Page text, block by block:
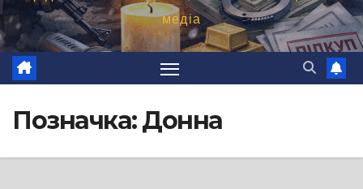
медіа
Позначка:Донна